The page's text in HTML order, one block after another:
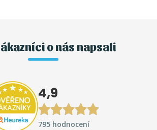
o nás napsali
4,9
795 hodnocení